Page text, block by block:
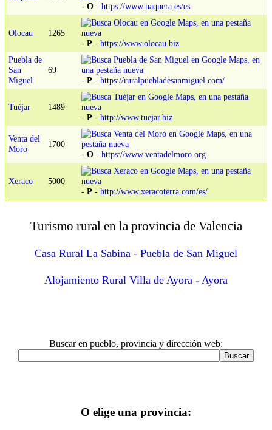
- O - https://www.naquera.es/es
Olocau
1265
- P - https://www.olocau.biz
Puebla de
San
Miguel
69
- P - https://ruralpuebladesanmiguel.com/
Tuéjar
1489
- P - http://www.tuejar.biz
Venta del
Moro
1700
- O - https://www.ventadelmoro.org
Xeraco
5000
- P - http://www.xeracoterra.com/es/
Turismo rural en la provincia de Valencia
Casa Rural La Sabina - Puebla de San Miguel
Alojamiento Rural Villa de Ayora - Ayora
Buscar en pueblo, provincia y dirección web:
O elige una provincia: